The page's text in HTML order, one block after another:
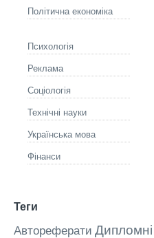
Політична економіка
Психологія
Реклама
Соціологія
Технічні науки
Українська мова
Фінанси
Теги
Автореферати Дипломні